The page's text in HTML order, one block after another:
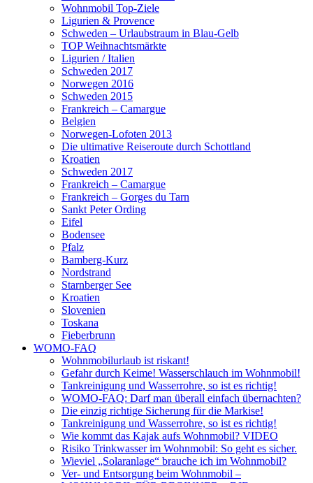
Wohnmobil Top-Ziele
Ligurien & Provence
Schweden – Urlaubstraum in Blau-Gelb
TOP Weihnachtsmärkte
Ligurien / Italien
Schweden 2017
Norwegen 2016
Schweden 2015
Frankreich – Camargue
Belgien
Norwegen-Lofoten 2013
Die ultimative Reiseroute durch Schottland
Kroatien
Schweden 2017
Frankreich – Camargue
Frankreich – Gorges du Tarn
Sankt Peter Ording
Eifel
Bodensee
Pfalz
Bamberg-Kurz
Nordstrand
Starnberger See
Kroatien
Slovenien
Toskana
Fieberbrunn
WOMO-FAQ
Wohnmobilurlaub ist riskant!
Gefahr durch Keime! Wasserschlauch im Wohnmobil!
Tankreinigung und Wasserrohre, so ist es richtig!
WOMO-FAQ: Darf man überall einfach übernachten?
Die einzig richtige Sicherung für die Markise!
Tankreinigung und Wasserrohre, so ist es richtig!
Wie kommt das Kajak aufs Wohnmobil? VIDEO
Risiko Trinkwasser im Wohnmobil: So geht es sicher.
Wieviel „Solaranlage“ brauche ich im Wohnmobil?
Ver- und Entsorgung beim Wohnmobil –